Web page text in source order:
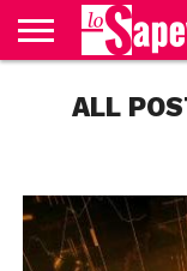
BENESSERE
GOSSIP
PRODOTTI
AMAZON
NEWS
CASA E
CUCINA
ALL